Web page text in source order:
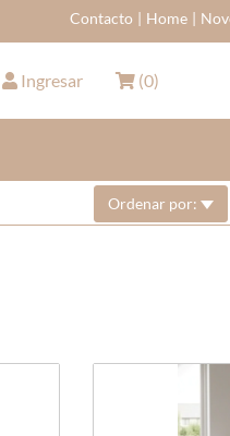
Contacto | Home |
Ingresar (0)
Ordenar por: